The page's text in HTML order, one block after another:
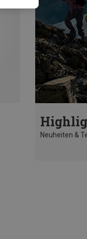
Neuheiten &